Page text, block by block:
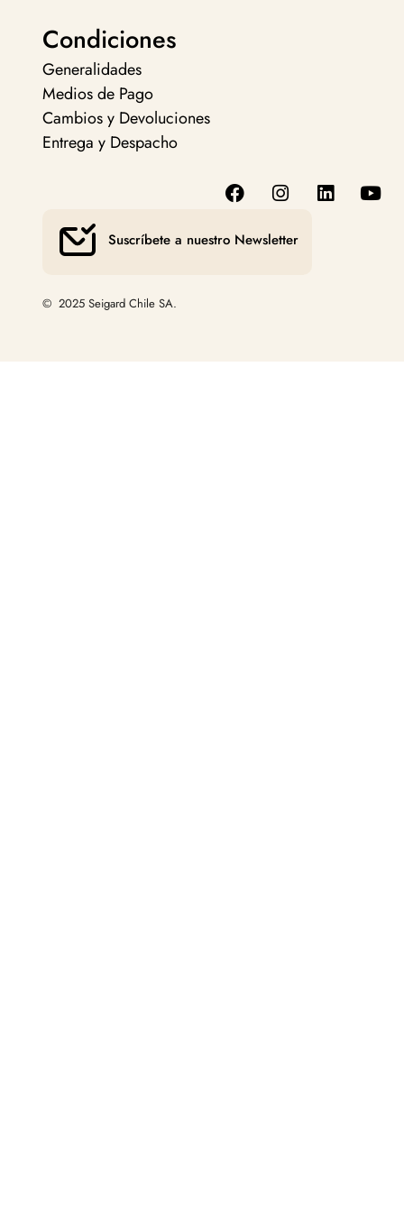
Condiciones
Generalidades
Medios de Pago
Cambios y Devoluciones
Entrega y Despacho
Suscríbete a nuestro Newsletter
© 2025 Seigard Chile SA.